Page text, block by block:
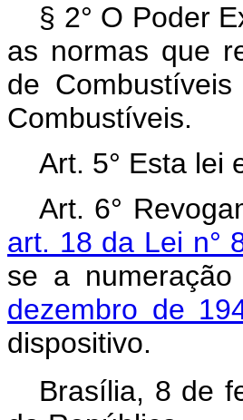
§ 2° O Poder
as normas que
de
Combustíveis.
Art. 5° Esta lei
Art. 6°
art. 18 da Lei n°
se a
dezembro de
dispositivo.
Brasília, 8 de